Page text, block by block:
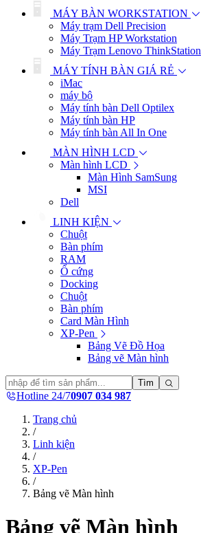
MÁY BÀN WORKSTATION
Máy trạm Dell Precision
Máy Trạm HP Workstation
Máy Trạm Lenovo ThinkStation
MÁY TÍNH BÀN GIÁ RẺ
iMac
máy bộ
Máy tính bàn Dell Optilex
Máy tính bàn HP
Máy tính bàn All In One
MÀN HÌNH LCD
Màn hình LCD
Màn Hình SamSung
MSI
Dell
LINH KIỆN
Chuột
Bàn phím
RAM
Ổ cứng
Docking
Chuột
Bàn phím
Card Màn Hình
XP-Pen
Bảng Vẽ Đồ Họa
Bảng vẽ Màn hình
Tìm
Hotline 24/70907 034 987
Trang chủ
/
Linh kiện
/
XP-Pen
/
Bảng vẽ Màn hình
Bảng vẽ Màn hình